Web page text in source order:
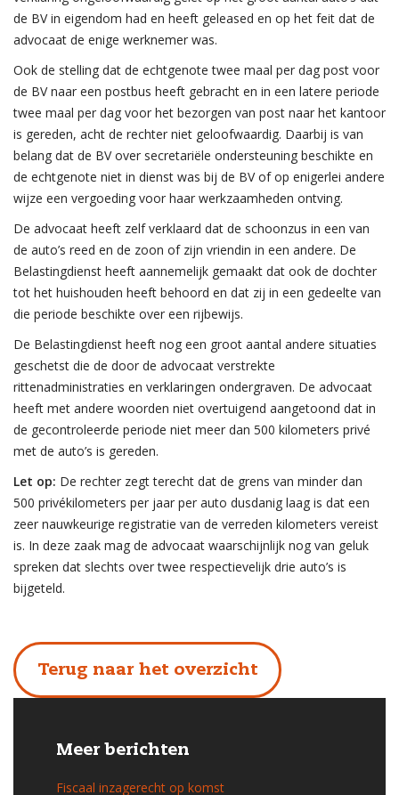
de BV in eigendom had en heeft geleased en op het feit dat de
advocaat de enige werknemer was.
Ook de stelling dat de echtgenote twee maal per dag post voor
de BV naar een postbus heeft gebracht en in een latere periode
twee maal per dag voor het bezorgen van post naar het kantoor
is gereden, acht de rechter niet geloofwaardig. Daarbij is van
belang dat de BV over secretariële ondersteuning beschikte en
de echtgenote niet in dienst was bij de BV of op enigerlei andere
wijze een vergoeding voor haar werkzaamheden ontving.
De advocaat heeft zelf verklaard dat de schoonzus in een van
de auto’s reed en de zoon of zijn vriendin in een andere. De
Belastingdienst heeft aannemelijk gemaakt dat ook de dochter
tot het huishouden heeft behoord en dat zij in een gedeelte van
die periode beschikte over een rijbewijs.
De Belastingdienst heeft nog een groot aantal andere situaties
geschetst die de door de advocaat verstrekte
rittenadministraties en verklaringen ondergraven. De advocaat
heeft met andere woorden niet overtuigend aangetoond dat in
de gecontroleerde periode niet meer dan 500 kilometers privé
met de auto’s is gereden.
Let op: De rechter zegt terecht dat de grens van minder dan
500 privékilometers per jaar per auto dusdanig laag is dat een
zeer nauwkeurige registratie van de verreden kilometers vereist
is. In deze zaak mag de advocaat waarschijnlijk nog van geluk
spreken dat slechts over twee respectievelijk drie auto’s is
bijgeteld.
Terug naar het overzicht
Meer berichten
Fiscaal inzagerecht op komst